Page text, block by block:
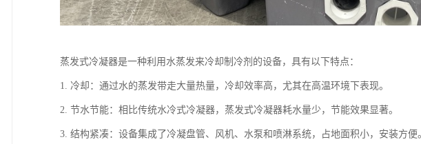
蒸发式冷凝器是一种利用水蒸发来冷却制冷剂的设备，具有以下特点：
1. 冷却：通过水的蒸发带走大量热量，冷却效率高，尤其在高温环境下表现。
2. 节水节能：相比传统水冷式冷凝器，蒸发式冷凝器耗水量少，节能效果显著。
3. 结构紧凑：设备集成了冷凝盘管、风机、水泵和喷淋系统，占地面积小，安装方便